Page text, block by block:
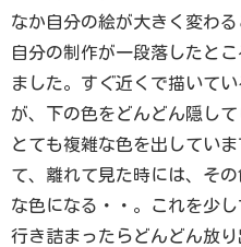
なか自分の絵が大きく変わ
自分の制作が一段落したと
ました。すぐ近くで描いて
が、下の色をどんどん隠し
とても複雑な色を出してい
て、離れて見た時には、そ
な色になる・・。これを少
行き詰まったらどんどん放